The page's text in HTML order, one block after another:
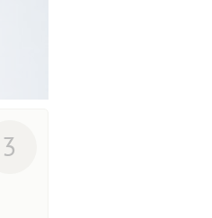
3